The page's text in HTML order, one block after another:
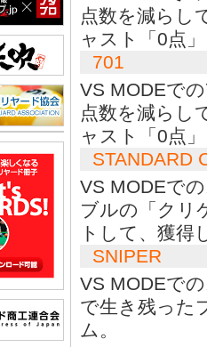
点数を減らし
ャスト「0点
701
VS MODEで
点数を減らし
ャスト「0点
STANDARD
VS MODEで
ブルの「クリ
トして、獲得
SNIPER
VS MODEで
で生き残った
ム。